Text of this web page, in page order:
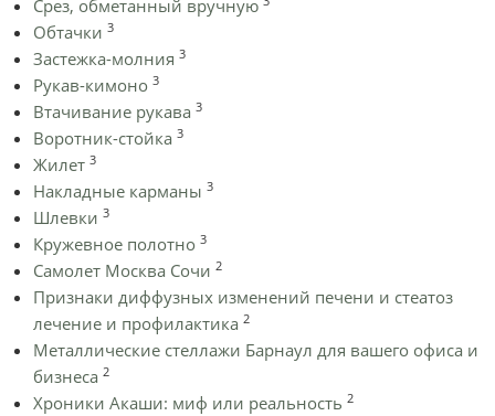
Срез, обметанный вручную
Обтачки 3
Застежка-молния 3
Рукав-кимоно 3
Втачивание рукава 3
Воротник-стойка 3
Жилет 3
Накладные карманы 3
Шлевки 3
Кружевное полотно 3
Самолет Москва Сочи 2
Признаки диффузных изменений печени и стеатоз
лечение и профилактика 2
Металлические стеллажи Барнаул для вашего офиса и
бизнеса 2
Хроники Акаши: миф или реальность 2